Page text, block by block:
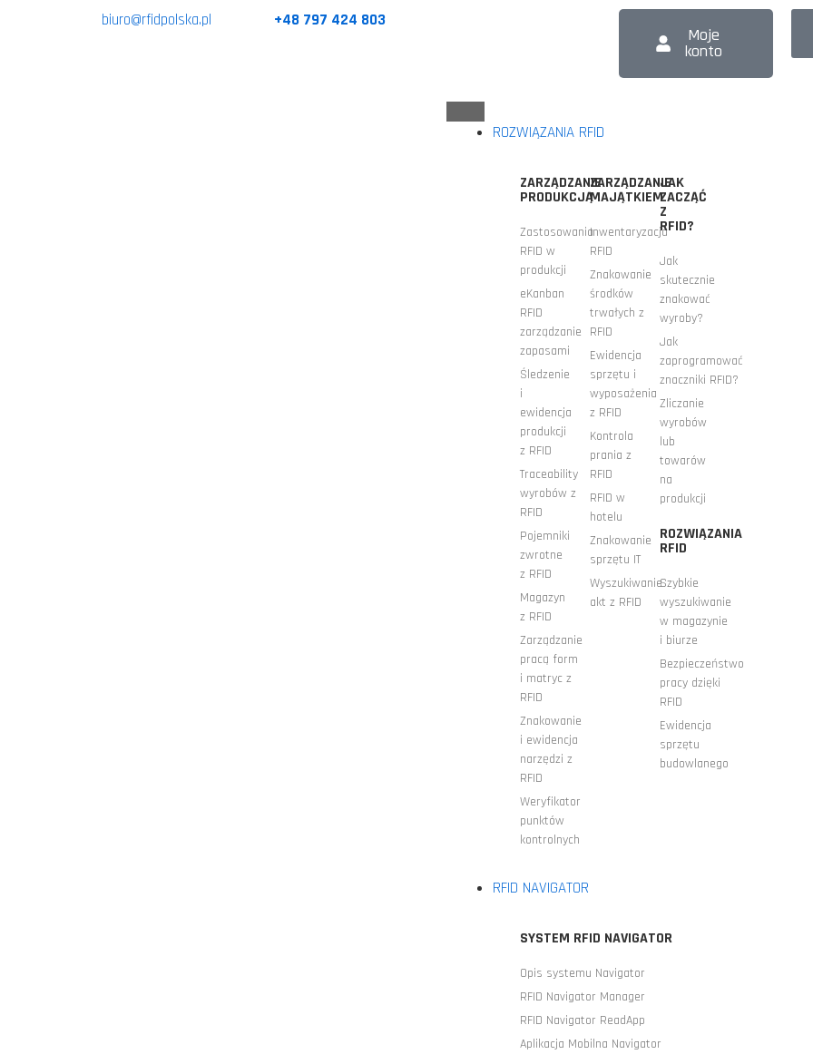
biuro@rfidpolska.pl +48 797 424 803
Moje
konto
ROZWIĄZANIA RFID
ZARZĄDZANIE
PRODUKCJĄ
Zastosowania
RFID w
produkcji
eKanban
RFID
zarządzanie
zapasami
Śledzenie
i
ewidencja
produkcji
z RFID
Traceability
wyrobów z
RFID
Pojemniki
zwrotne
z RFID
Magazyn
z RFID
Zarządzanie
pracą form
i matryc z
RFID
Znakowanie
i ewidencja
narzędzi z
RFID
Weryfikator
punktów
kontrolnych
ZARZĄDZANIE
MAJĄTKIEM
Inwentaryzacja
RFID
Znakowanie
środków
trwałych z
RFID
Ewidencja
sprzętu i
wyposażenia
z RFID
Kontrola
prania z
RFID
RFID w
hotelu
Znakowanie
sprzętu IT
Wyszukiwanie
akt z RFID
JAK
ZACZĄĆ
Z
RFID?
Jak
skutecznie
znakować
wyroby?
Jak
zaprogramować
znaczniki RFID?
Zliczanie
wyrobów
lub
towarów
na
produkcji
ROZWIĄZANIA
RFID
Szybkie
wyszukiwanie
w magazynie
i biurze
Bezpieczeństwo
pracy dzięki
RFID
Ewidencja
sprzętu
budowlanego
RFID NAVIGATOR
SYSTEM RFID NAVIGATOR
Opis systemu Navigator
RFID Navigator Manager
RFID Navigator ReadApp
Aplikacja Mobilna Navigator